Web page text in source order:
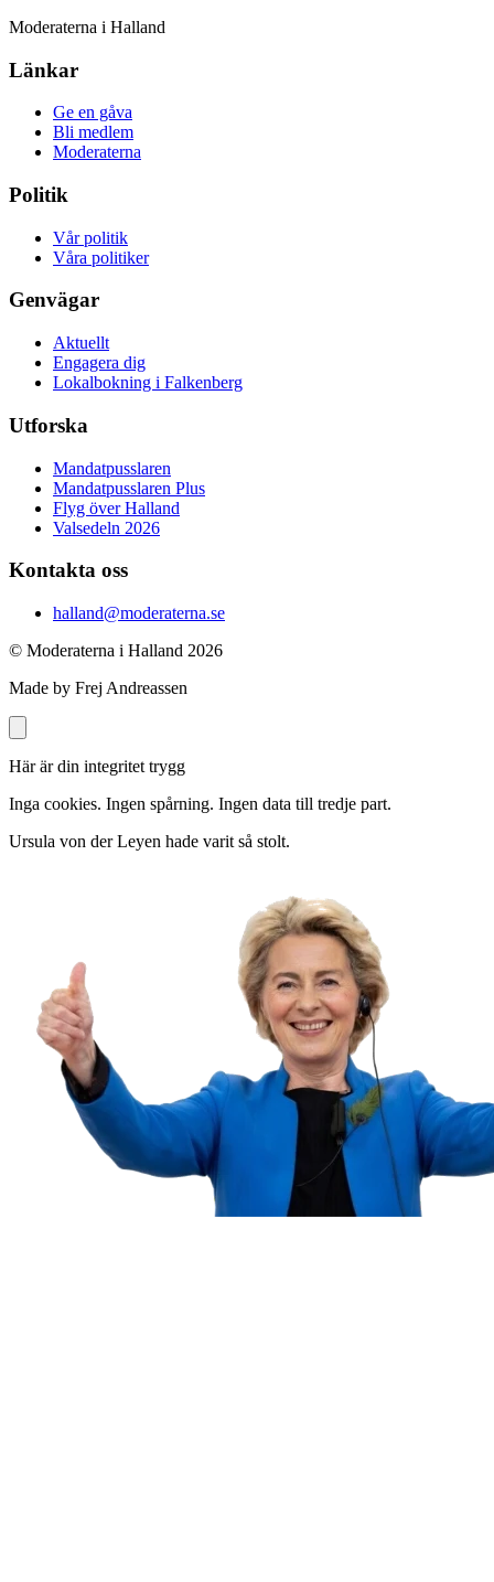
Moderaterna i Halland
Länkar
Ge en gåva
Bli medlem
Moderaterna
Politik
Vår politik
Våra politiker
Genvägar
Aktuellt
Engagera dig
Lokalbokning i Falkenberg
Utforska
Mandatpusslaren
Mandatpusslaren Plus
Flyg över Halland
Valsedeln 2026
Kontakta oss
halland@moderaterna.se
© Moderaterna i Halland 2026
Made by Frej Andreassen
Här är din integritet trygg
Inga cookies. Ingen spårning. Ingen data till tredje part.
Ursula von der Leyen hade varit så stolt.